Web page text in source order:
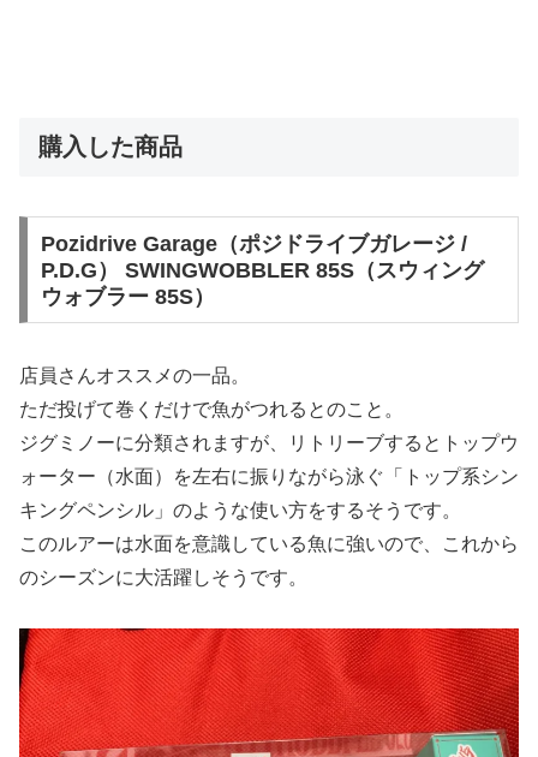
購入した商品
Pozidrive Garage（ポジドライブガレージ /
P.D.G） SWINGWOBBLER 85S（スウィング
ウォブラー 85S）
店員さんオススメの一品。
ただ投げて巻くだけで魚がつれるとのこと。
ジグミノーに分類されますが、リトリーブするとトップウ
ォーター（水面）を左右に振りながら泳ぐ「トップ系シン
キングペンシル」のような使い方をするそうです。
このルアーは水面を意識している魚に強いので、これから
のシーズンに大活躍しそうです。